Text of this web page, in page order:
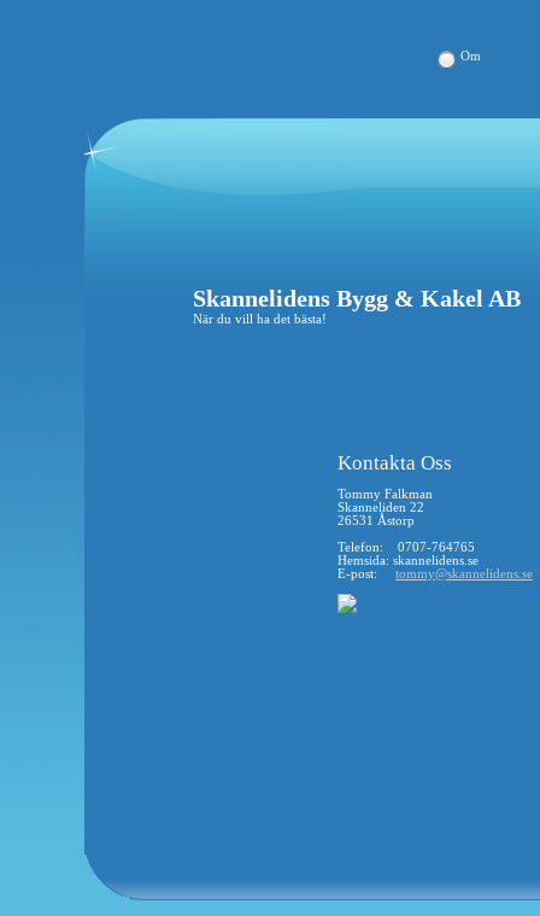
Om
Skannelidens Bygg & Kakel AB
När du vill ha det bästa!
Kontakta Oss
Tommy Falkman
Skanneliden 22
26531 Åstorp
Telefon: 0707-764765
Hemsida: skannelidens.se
E-post: tommy@skannelidens.se